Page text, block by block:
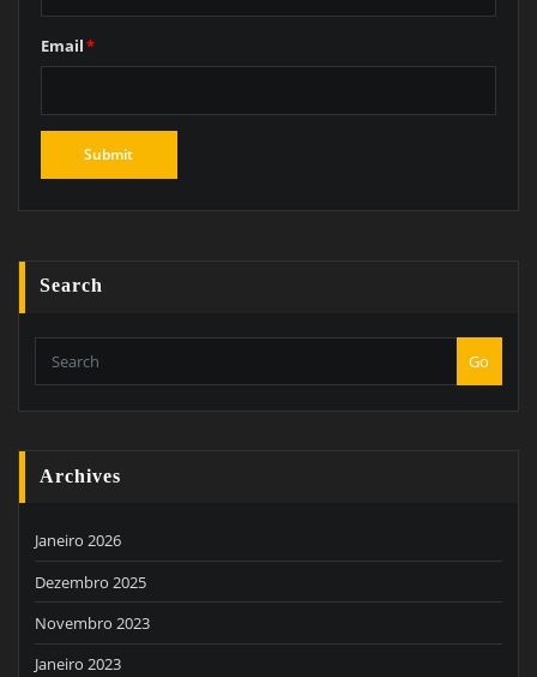
Email*
Search
Go
Archives
Janeiro 2026
Dezembro 2025
Novembro 2023
Janeiro 2023